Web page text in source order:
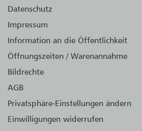
Datenschutz
Impressum
Information an die Öffentlichkeit
Öffnungszeiten / Warenannahme
Bildrechte
AGB
Privatsphäre-Einstellungen ändern
Einwilligungen widerrufen